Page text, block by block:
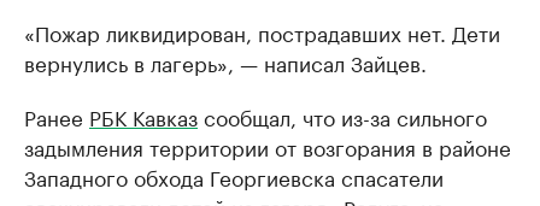
«Пожар ликвидирован, пострадавших нет. Дети
вернулись в лагерь», — написал Зайцев.
Ранее РБК Кавказсообщал, что из-за сильного
задымления территории от возгорания в районе
Западного обхода Георгиевска спасатели